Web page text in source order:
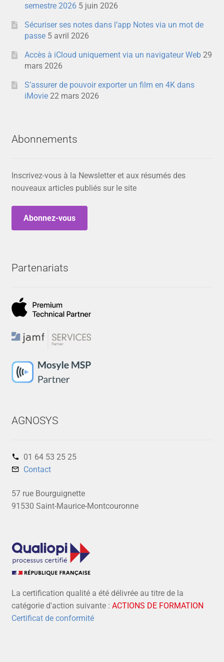
semestre 2026 5 juin 2026
Sécuriser ses notes dans l’app Notes via un mot de
passe 5 avril 2026
Accès à iCloud uniquement via un navigateur Web 29
mars 2026
S’assurer de pouvoir exporter un film en 4K dans
iMovie 22 mars 2026
Abonnements
Inscrivez-vous à la Newsletter et aux résumés des
nouveaux articles publiés sur le site
Abonnez-vous
Partenariats
AGNOSYS
01 64 53 25 25‬
Contact
57 rue Bourguignette
91530 Saint-Maurice-Montcouronne
La certification qualité a été délivrée au titre de la
catégorie d'action suivante : ACTIONS DE FORMATION
Certificat de conformité